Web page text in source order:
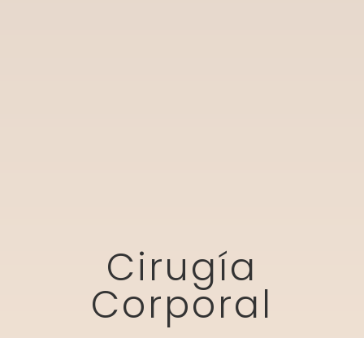
Cirugía
Corporal